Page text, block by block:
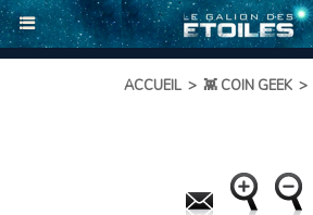
ACCUEIL > 👾 COIN GEEK >